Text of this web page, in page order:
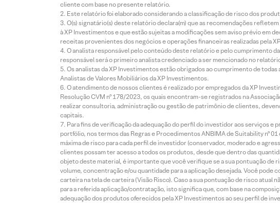
cliente com base no presente relatório.
Este relatório foi elaborado considerando a classificação de risco dos
O(s) signatário(s) deste relatório declara(m) que as recomendações
à XP Investimentos e que estão sujeitas a modificações sem aviso prévio em
receitas provenientes dos negócios e operações financeiras realizadas pela
O analista responsável pelo conteúdo deste relatório e pelo cumprimento
responsável será o primeiro analista credenciado a ser mencionado no
Os analistas da XP Investimentos estão obrigados ao cumprimento de
Analistas de Valores Mobiliários da XP Investimentos.
O atendimento de nossos clientes é realizado por empregados da XP
Resolução CVM nº 178/2023, os quais encontram-se registrados na
realizar consultoria, administração ou gestão de patrimônio de clientes,
capitais.
Para fins de verificação da adequação do perfil do investidor aos serviços
portfólio, nos termos das Regras e Procedimentos ANBIMA de Suitability nº
máxima de risco para cada perfil de investidor (conservador, moderado e
clientes possam ter acesso a todos os produtos, desde que dentro das
objeto deste material, é importante que você verifique se a sua pontuação de
volume, concentração e/ou quantidade para a aplicação desejada. Você pode
carteira na tela de carteira (Visão Risco). Caso a sua pontuação de risco
para a referida aplicação/contratação, isto significa que, com base na
adequação dos produtos oferecidos pela XP Investimentos ao seu perfil de